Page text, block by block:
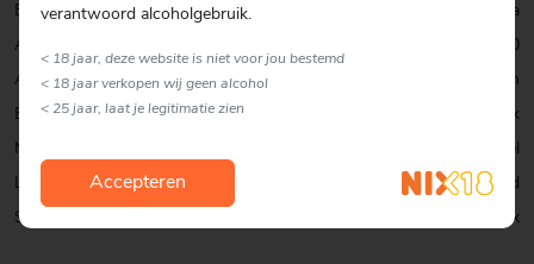
Eigen Merk:
Ja
Alcohol percentage:
30,0
Allergenen:
Geen
Exclusief:
Sterk Eigen Merk
Merk:
Borrel
Land:
Nederland
Soort:
Vieux
verantwoord alcoholgebruik.
< 18 jaar, deze website is niet voor jou bestemd
< 18 jaar verkopen wij geen alcohol
< 25 jaar, laat je legitimatie zien
Accepteren